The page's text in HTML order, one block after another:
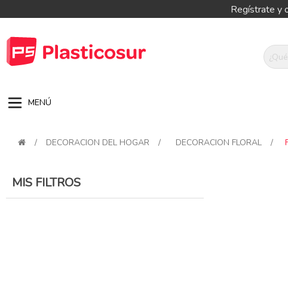
Regístrate y
MENÚ
/ DECORACION DEL HOGAR / DECORACION FLORAL /
MIS FILTROS